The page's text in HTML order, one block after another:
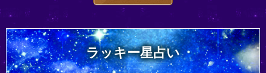
ラッキー星占い